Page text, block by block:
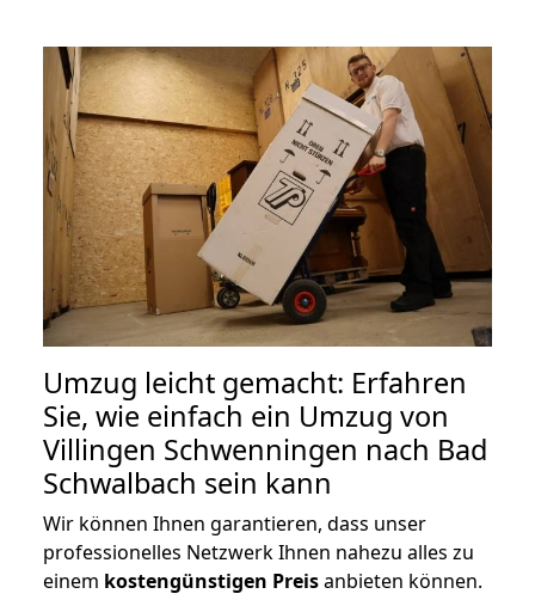
Umzug leicht gemacht: Erfahren
Sie, wie einfach ein Umzug von
Villingen Schwenningen nach Bad
Schwalbach sein kann
Wir können Ihnen garantieren, dass unser
professionelles Netzwerk Ihnen nahezu alles zu
einem kostengünstigen Preisanbieten können.